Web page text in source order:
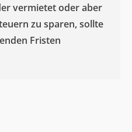
vermietet oder aber
zu sparen, sollte
Fristen